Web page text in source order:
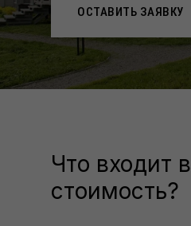
ОСТАВИТЬ ЗАЯВКУ
Что входит в
стоимость?